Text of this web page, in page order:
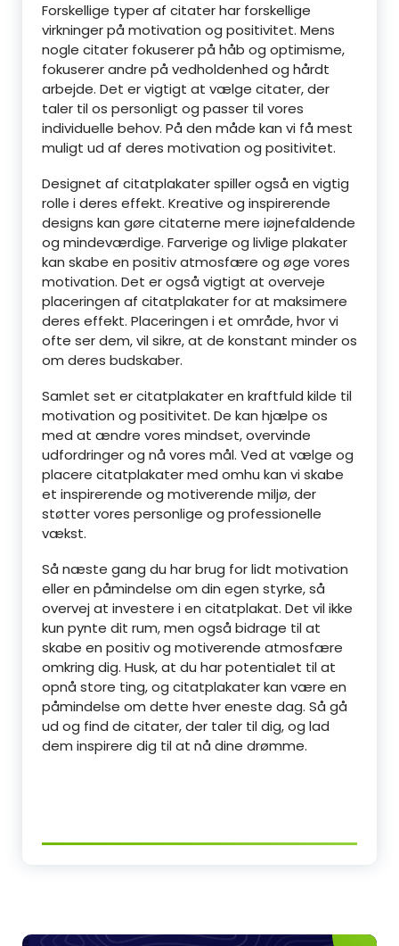
Forskellige typer af citater har forskellige
virkninger på motivation og positivitet. Mens
nogle citater fokuserer på håb og optimisme,
fokuserer andre på vedholdenhed og hårdt
arbejde. Det er vigtigt at vælge citater, der
taler til os personligt og passer til vores
individuelle behov. På den måde kan vi få mest
muligt ud af deres motivation og positivitet.
Designet af citatplakater spiller også en vigtig
rolle i deres effekt. Kreative og inspirerende
designs kan gøre citaterne mere iøjnefaldende
og mindeværdige. Farverige og livlige plakater
kan skabe en positiv atmosfære og øge vores
motivation. Det er også vigtigt at overveje
placeringen af citatplakater for at maksimere
deres effekt. Placeringen i et område, hvor vi
ofte ser dem, vil sikre, at de konstant minder os
om deres budskaber.
Samlet set er citatplakater en kraftfuld kilde til
motivation og positivitet. De kan hjælpe os
med at ændre vores mindset, overvinde
udfordringer og nå vores mål. Ved at vælge og
placere citatplakater med omhu kan vi skabe
et inspirerende og motiverende miljø, der
støtter vores personlige og professionelle
vækst.
Så næste gang du har brug for lidt motivation
eller en påmindelse om din egen styrke, så
overvej at investere i en citatplakat. Det vil ikke
kun pynte dit rum, men også bidrage til at
skabe en positiv og motiverende atmosfære
omkring dig. Husk, at du har potentialet til at
opnå store ting, og citatplakater kan være en
påmindelse om dette hver eneste dag. Så gå
ud og find de citater, der taler til dig, og lad
dem inspirere dig til at nå dine drømme.